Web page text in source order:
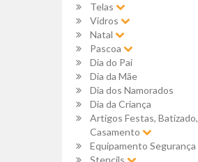
Telas
Vidros
Natal
Pascoa
Dia do Pai
Dia da Mãe
Dia dos Namorados
Dia da Criança
Artigos Festas, Batizado,
Casamento
Equipamento Segurança
Stencils